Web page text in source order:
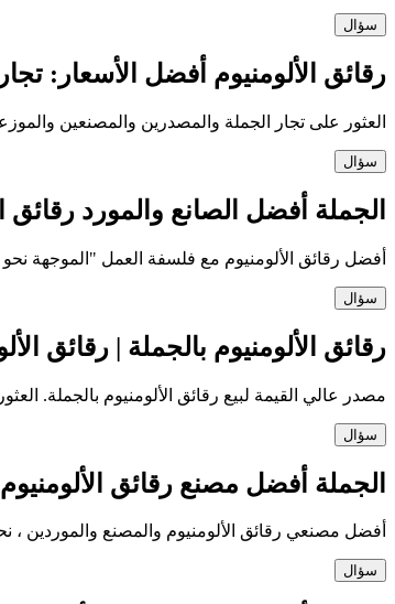
سؤال
رقائق الألومنيوم أفضل الأسعار:
العثور على تجار الجملة والمصدرين والمصنعين
سؤال
الجملة أفضل الصانع والمورد رقائق
أفضل رقائق الألومنيوم مع فلسفة العمل "الموجهة نحو
سؤال
رقائق الألومنيوم بالجملة | رقائق
مصدر عالي القيمة لبيع رقائق الألومنيوم بالجملة.
سؤال
الجملة أفضل مصنع رقائق
أفضل مصنعي رقائق الألومنيوم والمصنع والموردين
سؤال